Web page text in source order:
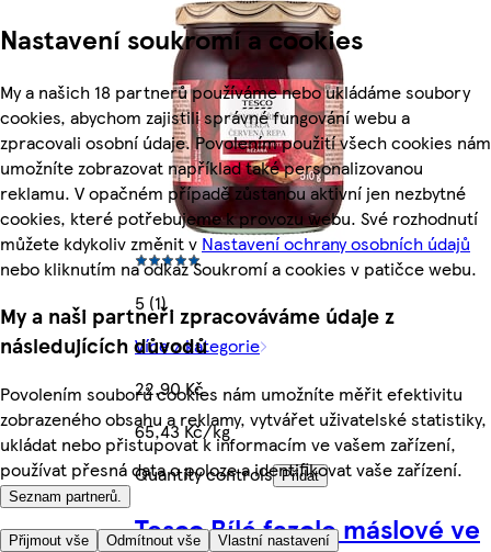
Nastavení soukromí a cookies
My a našich 18 partnerů používáme nebo ukládáme soubory
cookies, abychom zajistili správné fungování webu a
zpracovali osobní údaje. Povolením použití všech cookies nám
umožníte zobrazovat například také personalizovanou
reklamu. V opačném případě zůstanou aktivní jen nezbytné
cookies, které potřebujeme k provozu webu. Své rozhodnutí
můžete kdykoliv změnit v Nastavení ochrany osobních údajů
nebo kliknutím na odkaz Soukromí a cookies v patičce webu.
My a naši partneři zpracováváme údaje z
následujících důvodů
Povolením souborů cookies nám umožníte měřit efektivitu
zobrazeného obsahu a reklamy, vytvářet uživatelské statistiky,
ukládat nebo přistupovat k informacím ve vašem zařízení,
používat přesná data o poloze a identifikovat vaše zařízení.
Seznam partnerů.
Přijmout vše Odmítnout vše Vlastní nastavení
5 (1)
Více z kategorie
22,90 Kč
65,43 Kč/kg
Quantity controls Přidat
Tesco Bílé fazole máslové ve